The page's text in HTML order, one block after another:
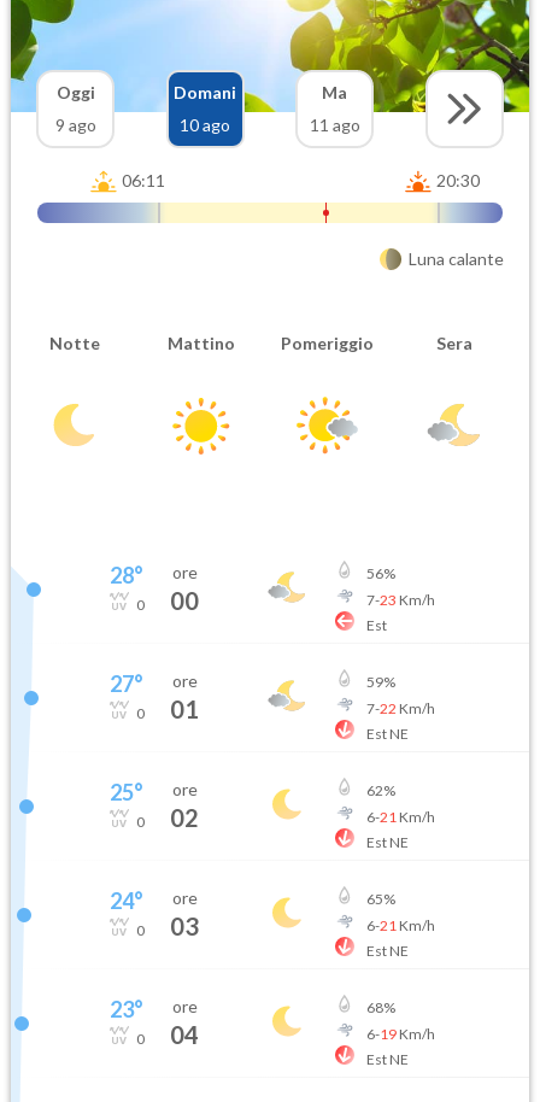
Oggi
9 ago
Domani
10 ago
Ma
11 ago
06:11 20:30
Luna calante
Notte Mattino Pomeriggio Sera
28°
0
ore
00
56%
7-23 Km/h
Est
27°
0
ore
01
59%
7-22 Km/h
Est NE
25°
0
ore
02
62%
6-21 Km/h
Est NE
24°
0
ore
03
65%
6-21 Km/h
Est NE
23°
0
ore
04
68%
6-19Km/h
Est NE